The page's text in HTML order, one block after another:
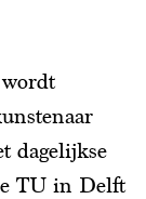
dagelijkse
TU in Delft